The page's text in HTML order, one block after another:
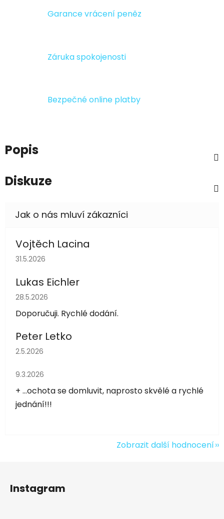
Garance vrácení peněz
Záruka spokojenosti
Bezpečné online platby
Popis
Diskuze
Vojtěch Lacina
Hodnocení obchodu je 5 z 5 hvězdiček.
31.5.2026
Lukas Eichler
Hodnocení obchodu je 5 z 5 hvězdiček.
28.5.2026
Doporučuji. Rychlé dodání.
Peter Letko
Hodnocení obchodu je 5 z 5 hvězdiček.
2.5.2026
Hodnocení obchodu je 5 z 5 hvězdiček.
9.3.2026
+ ...ochota se domluvit, naprosto skvělé a rychlé
jednání!!!
Zobrazit další hodnocení
Instagram